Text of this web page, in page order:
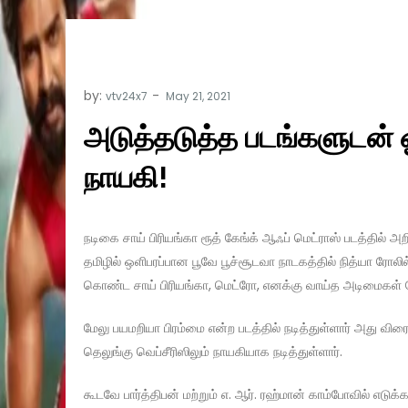
by: vtv24x7
அடுத்தடுத்த
நாயகி!
நடிகை சாய் பிரியங்கா ரூத் கேங்க் ஆஃப் மெட்ராஸ் படத்தில்
தமிழில் ஒளிபரப்பான பூவே பூச்சூடவா நாடகத்தில் நித்யா
கொண்ட சாய் பிரியங்கா, மெட்ரோ, எனக்கு வாய்த அடிமைகள்
மேலு பயமறியா பிரம்மை என்ற படத்தில் நடித்துள்ளார் அது
தெலுங்கு வெப்சீரிஸிலும் நாயகியாக நடித்துள்ளார்.
கூடவே பார்த்திபன் மற்றும் எ. ஆர். ரஹ்மான் காம்போவில்